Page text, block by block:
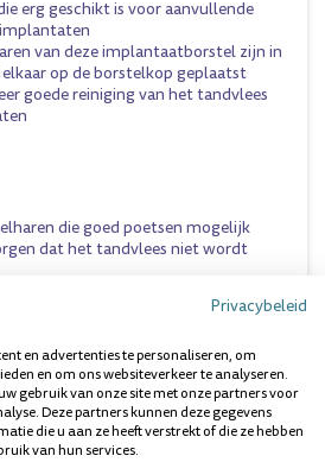
erg geschikt is voor aanvullende
van deze implantaatborstel zijn in
op de borstelkop geplaatst
goede reiniging van het tandvlees
die goed poetsen mogelijk
dat het tandvlees niet wordt
een normale tandenborstel.
in de volgende categorie:
Privacybeleid
en advertenties te personaliseren, om
en om ons websiteverkeer te analyseren.
gebruik van onze site met onze partners voor
Deze partners kunnen deze gegevens
die u aan ze heeft verstrekt of die ze hebben
van hun services.